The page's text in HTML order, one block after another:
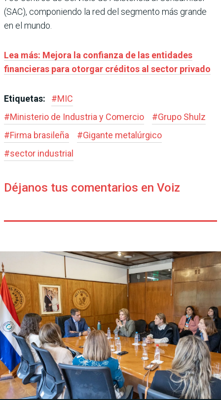
(SAC), componiendo la red del segmento más grande
en el mundo.
Lea más: Mejora la confianza de las entidades
financieras para otorgar créditos al sector privado
Etiquetas: #MIC
#Ministerio de Industria y Comercio #Grupo Shulz
#Firma brasileña #Gigante metalúrgico
#sector industrial
Déjanos tus comentarios en Voiz